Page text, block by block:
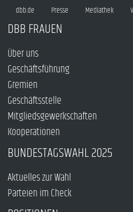
dbb.de Presse Mediathek
DBB FRAUEN
Über uns
Geschäftsführung
Gremien
Geschäftsstelle
Mitgliedsgewerkschaften
Kooperationen
BUNDESTAGSWAHL 2025
Aktuelles zur Wahl
Parteien im Check